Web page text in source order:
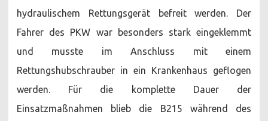
hydraulischem Rettungsgerät befreit werden. Der
Fahrer des PKW war besonders stark eingeklemmt
und musste im Anschluss mit einem
Rettungshubschrauber in ein Krankenhaus geflogen
werden. Für die komplette Dauer der
Einsatzmaßnahmen blieb die B215 während des